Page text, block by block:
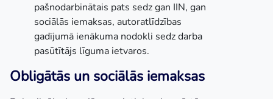
pašnodarbinātais pats sedz gan IIN, gan
sociālās iemaksas, autoratlīdzības
gadījumā ienākuma nodokli sedz darba
pasūtītājs līguma ietvaros.
Obligātās un sociālās iemaksas